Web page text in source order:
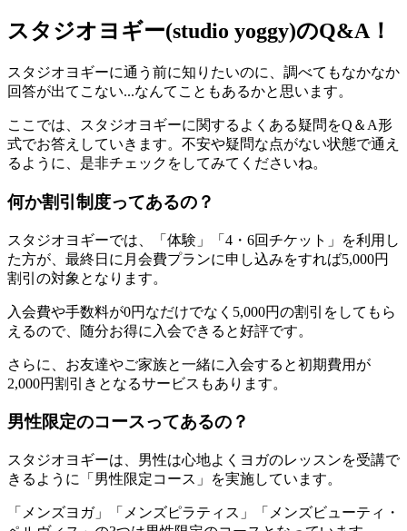
スタジオヨギー(studio yoggy)のQ&A！
スタジオヨギーに通う前に知りたいのに、調べてもなかなか
回答が出てこない...なんてこともあるかと思います。
ここでは、スタジオヨギーに関するよくある疑問をQ＆A形
式でお答えしていきます。不安や疑問な点がない状態で通え
るように、是非チェックをしてみてくださいね。
何か割引制度ってあるの？
スタジオヨギーでは、
「体験」「4・6回チケット」を利用し
た方が、最終日に月会費プランに申し込みをすれば5,000円
割引の対象 となります。
入会費や手数料が0円なだけでなく5,000円の割引をしてもら
えるので、随分お得に入会できると好評です。
さらに、 お友達やご家族と一緒に入会すると初期費用が
2,000円割引き となるサービスもあります。
男性限定のコースってあるの？
スタジオヨギーは、男性は心地よくヨガのレッスンを受講で
きるように
「男性限定コース」 を実施しています。
「メンズヨガ」「メンズピラティス」「メンズビューティ・